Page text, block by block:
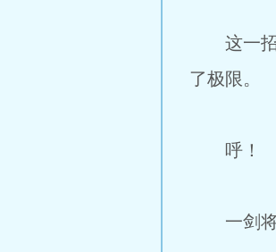
这一招
了极限。
呼！
一剑将